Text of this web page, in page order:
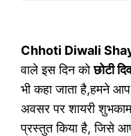
Chhoti Diwali
वाले इस दिन कोछोटी
भी कहा जाता है,हमने
अवसर पर शायरी
प्रस्तुत किया है, जिसे